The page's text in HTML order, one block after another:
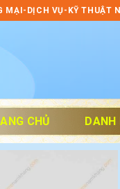
MẠI-DỊCH VỤ-KỸ THUẬT
CHỦ DANH